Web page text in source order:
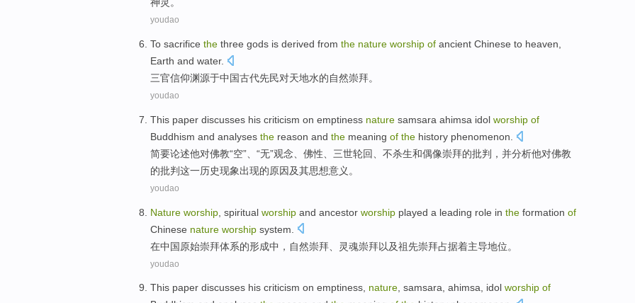
youdao
To sacrifice the three gods is derived from the nature worship of ancient Chinese to heaven
Earth and water.
三官信仰渊源于中国古代先民对天地水的自然崇拜。
youdao
This paper discusses his criticism on emptiness nature samsara ahimsa idol worship of
Buddhism and analyses the reason and the meaning of the history phenomenon
简要论述他对佛教“空”、“无”观念、佛性、三世轮回 、不杀生和偶像崇拜的批判 ，并分析他对佛教
的批判这一历史现象出现的原因及其思想意义 。
youdao
Nature worship spiritual worship and ancestor worship played a leading role in the formation of
Chinese nature worship system.
在中国原始崇拜体系的形成中， 自然崇拜、 灵魂崇拜以及祖先崇拜占据着主导地位。
youdao
This paper discusses his criticism on emptiness, nature, samsara, ahimsa, idol worship of